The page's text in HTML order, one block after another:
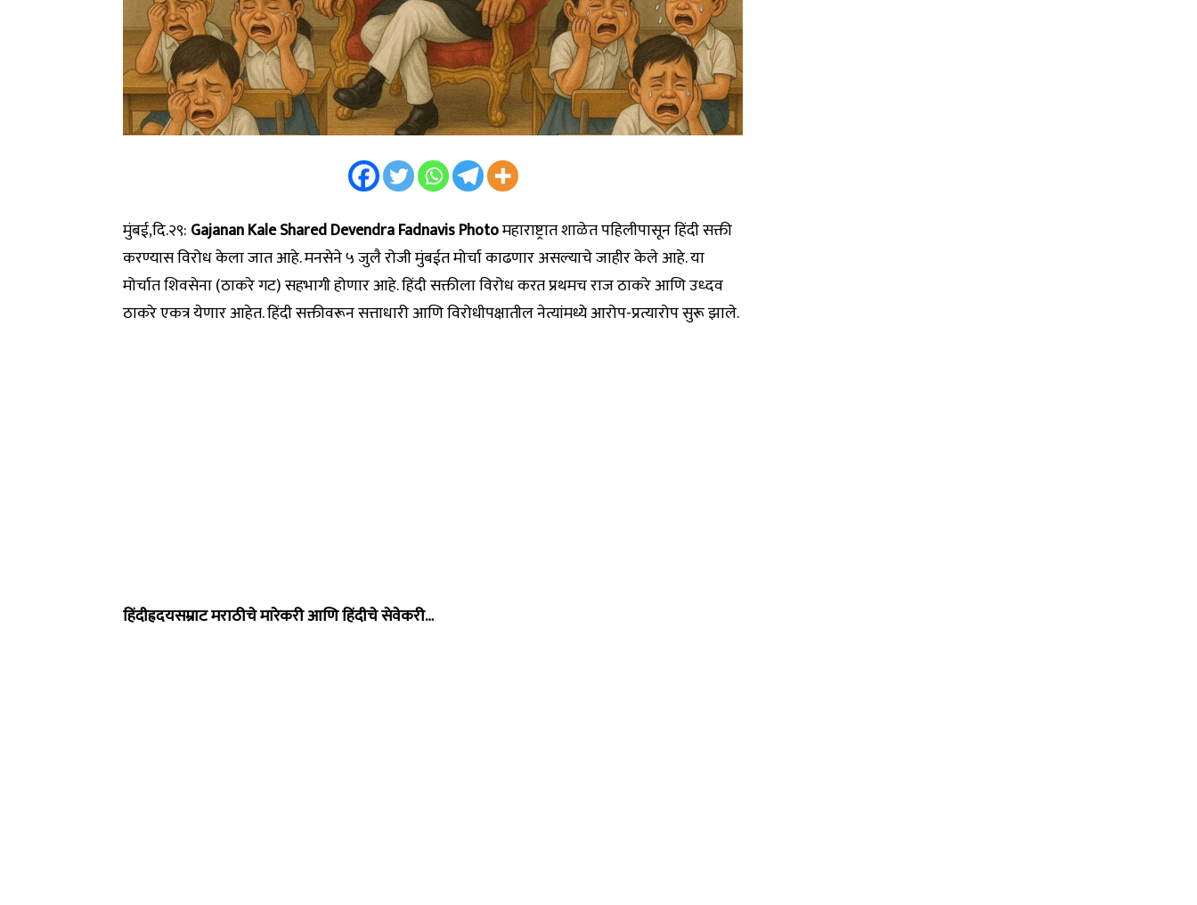
मुंबई,दि.२९: Gajanan Kale Shared Devendra Fadnavis Photoमहाराष्ट्रात शाळेत पहिलीपासून हिंदी सक्ती
करण्यास विरोध केला जात आहे. मनसेने ५ जुलै रोजी मुंबईत मोर्चा काढणार असल्याचे जाहीर केले आहे. या
मोर्चात शिवसेना (ठाकरे गट) सहभागी होणार आहे. हिंदी सक्तीला विरोध करत प्रथमच राज ठाकरे आणि उध्दव
ठाकरे एकत्र येणार आहेत. हिंदी सक्तीवरून सत्ताधारी आणि विरोधीपक्षातील नेत्यांमध्ये आरोप-प्रत्यारोप सुरू झाले.
हिंदीह्रदयसम्राट मराठीचे मारेकरी आणि हिंदीचे सेवेकरी…